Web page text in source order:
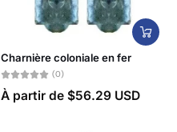
Charnière coloniale en fer
(0)
À partir de $56.29 USD